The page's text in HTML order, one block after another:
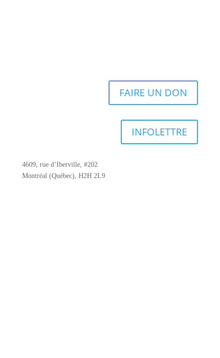
FAIRE UN DON
INFOLETTRE
4609, rue d’Iberville, #202
Montréal (Québec), H2H 2L9